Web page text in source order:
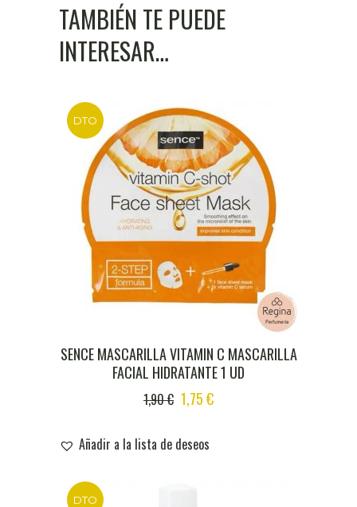
TAMBIÉN TE PUEDE
INTERESAR…
DTO
SENCE MASCARILLA VITAMIN C MASCARILLA
FACIAL HIDRATANTE 1 UD
1,90€ ORIGINAL
WAS:
1,90 €.
1,75€CURRENT
Añadir a la lista de deseos
DTO